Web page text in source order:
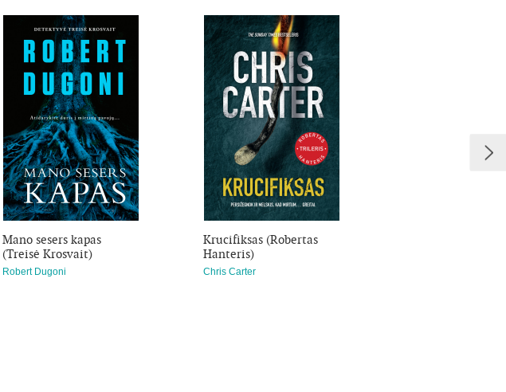
linkę laikyti palaidotą.
Mano sesers kapas
(Treisė Krosvait)
Robert Dugoni
Krucifiksas (Robertas
Hanteris)
Chris Carter